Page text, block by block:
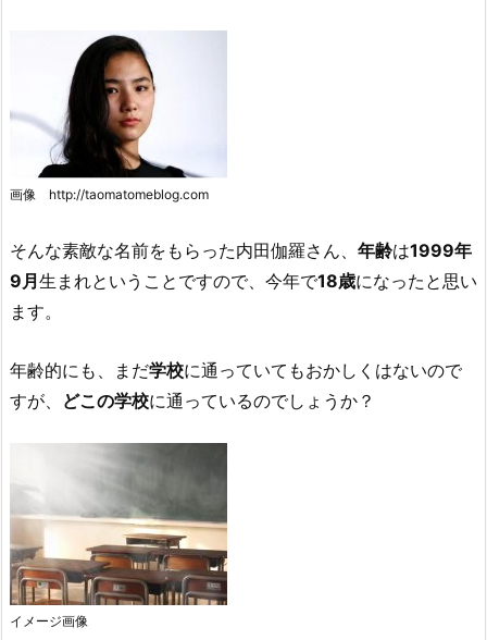
画像 http://taomatomeblog.com
そんな素敵な名前をもらった内田伽羅さん、 年齢は1999年
9月 生まれということですので、今年で18歳になったと思い
ます。
年齢的にも、まだ学校に通っていてもおかしくはないので
すが、 どこの学校に通っているのでしょうか？
イメージ画像